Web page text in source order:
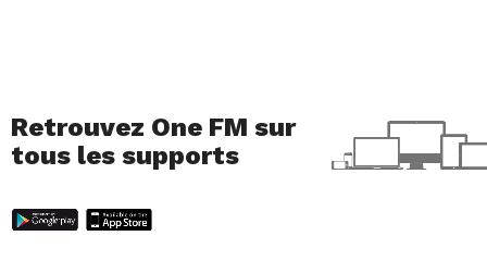
Retrouvez One FM sur
tous les supports